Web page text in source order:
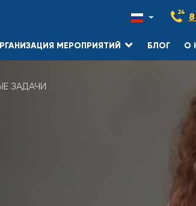
МЕРОПРИЯТИЙ БЛОГ О
ЗАДАЧИ